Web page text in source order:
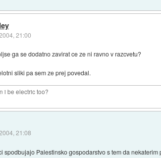
21:00
ga se dodatno zavirat ce ze ni ravno v razcvetu?
sliki pa sem ze prej povedal.
i be electric too?
21:08
spodbujajo Palestinsko gospodarstvo s tem da